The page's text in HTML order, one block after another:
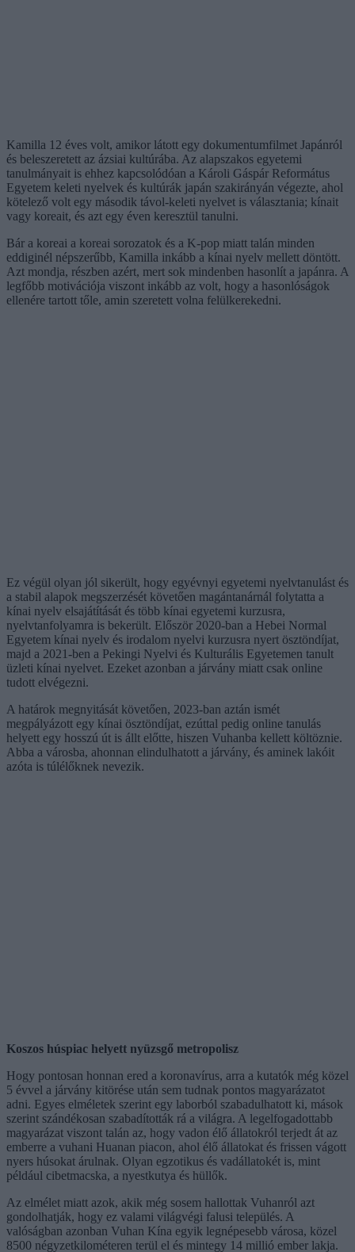
Kamilla 12 éves volt, amikor látott egy dokumentumfilmet Japánról
és beleszeretett az ázsiai kultúrába. Az alapszakos egyetemi
tanulmányait is ehhez kapcsolódóan a Károli Gáspár Református
Egyetem keleti nyelvek és kultúrák japán szakirányán végezte, ahol
kötelező volt egy második távol-keleti nyelvet is választania; kínait
vagy koreait, és azt egy éven keresztül tanulni.
Bár a koreai a koreai sorozatok és a K-pop miatt talán minden
eddiginél népszerűbb, Kamilla inkább a kínai nyelv mellett döntött.
Azt mondja, részben azért, mert sok mindenben hasonlít a japánra. A
legfőbb motivációja viszont inkább az volt, hogy a hasonlóságok
ellenére tartott tőle, amin szeretett volna felülkerekedni.
Ez végül olyan jól sikerült, hogy egyévnyi egyetemi nyelvtanulást és
a stabil alapok megszerzését követően magántanárnál folytatta a
kínai nyelv elsajátítását és több kínai egyetemi kurzusra,
nyelvtanfolyamra is bekerült. Először 2020-ban a Hebei Normal
Egyetem kínai nyelv és irodalom nyelvi kurzusra nyert ösztöndíjat,
majd a 2021-ben a Pekingi Nyelvi és Kulturális Egyetemen tanult
üzleti kínai nyelvet. Ezeket azonban a járvány miatt csak online
tudott elvégezni.
A határok megnyitását követően, 2023-ban aztán ismét
megpályázott egy kínai ösztöndíjat, ezúttal pedig online tanulás
helyett egy hosszú út is állt előtte, hiszen Vuhanba kellett költöznie.
Abba a városba, ahonnan elindulhatott a járvány, és aminek lakóit
azóta is túlélőknek nevezik.
Koszos húspiac helyett nyüzsgő metropolisz
Hogy pontosan honnan ered a koronavírus, arra a kutatók még közel
5 évvel a járvány kitörése után sem tudnak pontos magyarázatot
adni. Egyes elméletek szerint egy laborból szabadulhatott ki, mások
szerint szándékosan szabadították rá a világra. A legelfogadottabb
magyarázat viszont talán az, hogy vadon élő állatokról terjedt át az
emberre a vuhani Huanan piacon, ahol élő állatokat és frissen vágott
nyers húsokat árulnak. Olyan egzotikus és vadállatokét is, mint
például cibetmacska, a nyestkutya és hüllők.
Az elmélet miatt azok, akik még sosem hallottak Vuhanról azt
gondolhatják, hogy ez valami világvégi falusi település. A
valóságban azonban Vuhan Kína egyik legnépesebb városa, közel
8500 négyzetkilométeren terül el és mintegy 14 millió ember lakja.